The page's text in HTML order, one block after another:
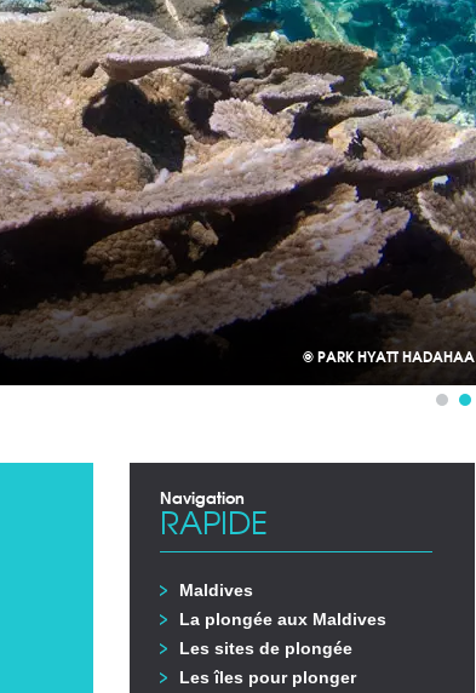
© PARK HYATT HADAHAA
Navigation
RAPIDE
Maldives
La plongée aux Maldives
Les sites de plongée
Les îles pour plonger